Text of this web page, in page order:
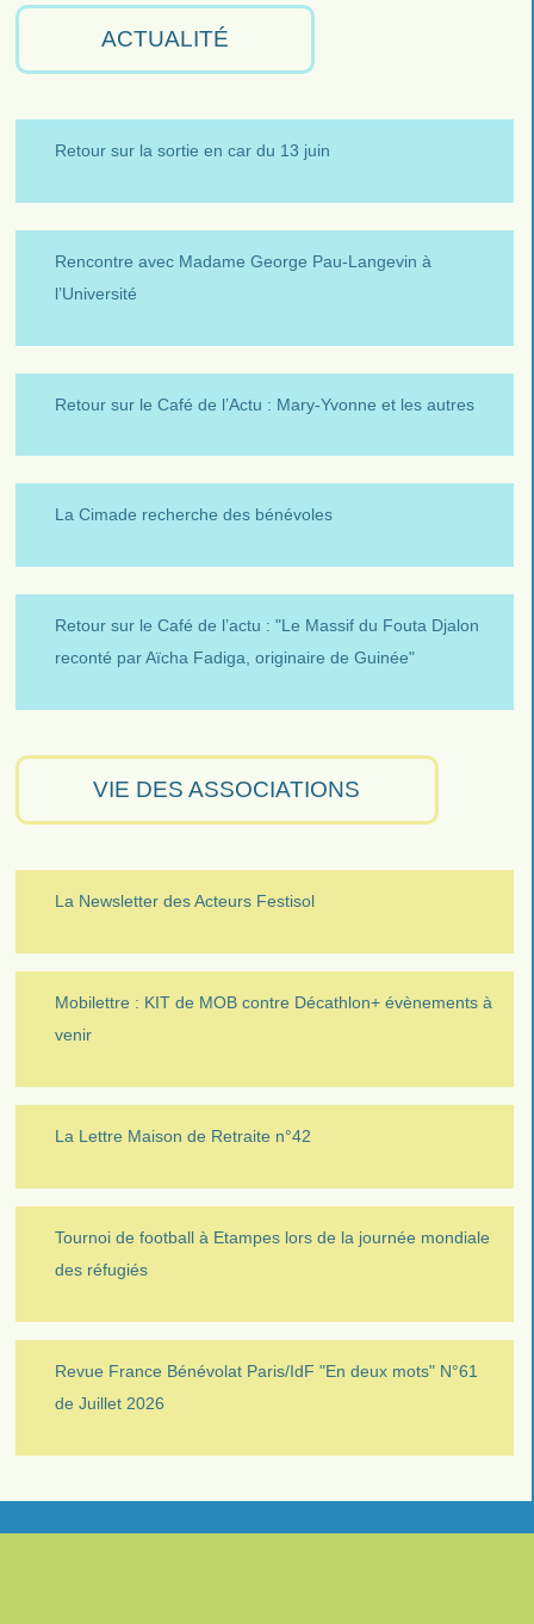
ACTUALITÉ
Retour sur la sortie en car du 13 juin
Rencontre avec Madame George Pau-Langevin à
l’Université
Retour sur le Café de l’Actu : Mary-Yvonne et les autres
La Cimade recherche des bénévoles
Retour sur le Café de l’actu : "Le Massif du Fouta Djalon
reconté par Aïcha Fadiga, originaire de Guinée"
VIE DES ASSOCIATIONS
La Newsletter des Acteurs Festisol
Mobilettre : KIT de MOB contre Décathlon+ évènements à
venir
La Lettre Maison de Retraite n°42
Tournoi de football à Etampes lors de la journée mondiale
des réfugiés
Revue France Bénévolat Paris/IdF "En deux mots" N°61
de Juillet 2026